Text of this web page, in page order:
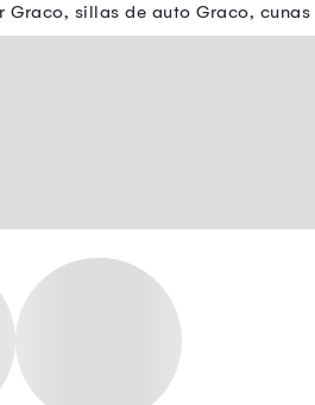
sillas de auto Graco, cunas